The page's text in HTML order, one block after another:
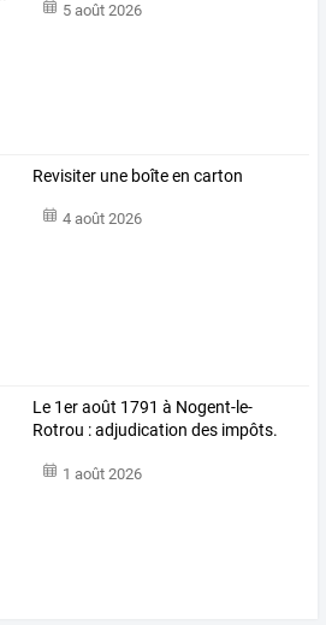
5 août 2026
Revisiter une boîte en carton
4 août 2026
Le 1er août 1791 à Nogent-le-
Rotrou : adjudication des impôts.
1 août 2026